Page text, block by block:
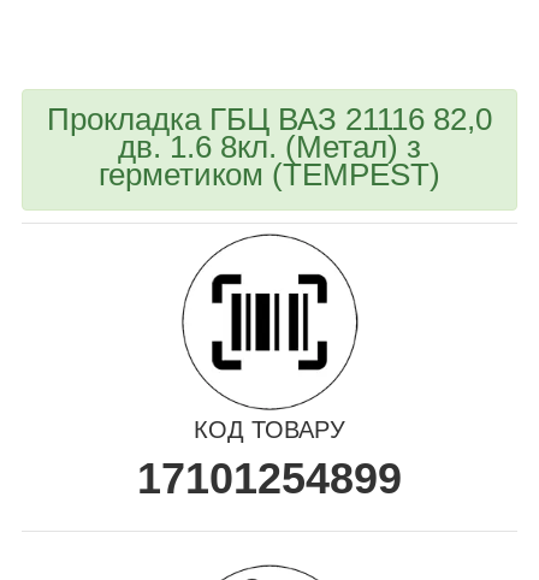
Прокладка ГБЦ ВАЗ 21116 82,0
дв. 1.6 8кл. (Метал) з
герметиком (TEMPEST)
КОД ТОВАРУ
17101254899